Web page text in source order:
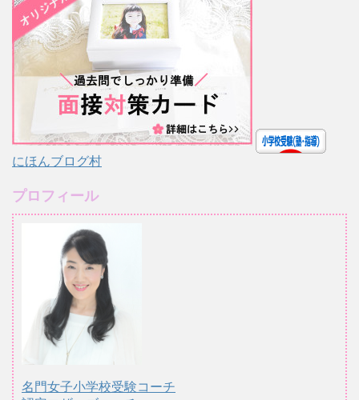
にほんブログ村
プロフィール
名門女子小学校受験コーチ